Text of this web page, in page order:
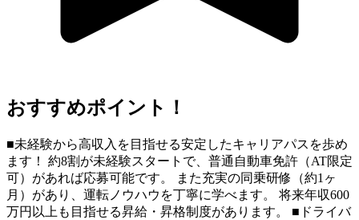
おすすめポイント！
■未経験から高収入を目指せる安定したキャリアパスを歩め
ます！ 約8割が未経験スタートで、普通自動車免許（AT限定
可）があれば応募可能です。 また充実の同乗研修（約1ヶ
月）があり、運転ノウハウを丁寧に学べます。 将来年収600
万円以上も目指せる昇給・昇格制度があります。 ■ドライバ